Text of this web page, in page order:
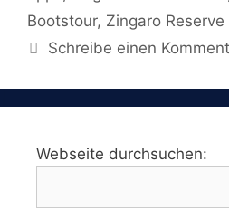
Bootstour, Zingaro
Schreibe einen
Webseite durchsuchen: